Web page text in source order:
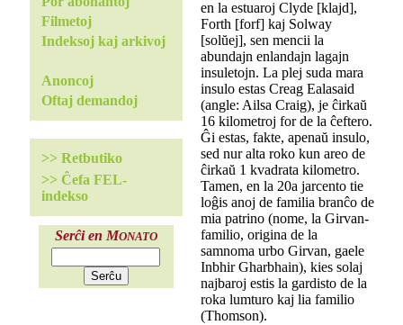
Filmetoj
Indeksoj kaj arkivoj
Anoncoj
Oftaj demandoj
>> Retbutiko
>> Ĉefa FEL-
indekso
Serĉi en MONATO
en la estuaroj Clyde [klajd],
Forth [forf] kaj Solway
[solŭej], sen mencii la
abundajn enlandajn lagajn
insuletojn. La plej suda mara
insulo estas Creag Ealasaid
(angle: Ailsa Craig), je ĉirkaŭ
16 kilometroj for de la ĉeftero.
Ĝi estas, fakte, apenaŭ insulo,
sed nur alta roko kun areo de
ĉirkaŭ 1 kvadrata kilometro.
Tamen, en la 20a jarcento tie
loĝis anoj de familia branĉo de
mia patrino (nome, la Girvan-
familio, origina de la
samnoma urbo Girvan, gaele
Inbhir Gharbhain), kies solaj
najbaroj estis la gardisto de la
roka lumturo kaj lia familio
(Thomson).